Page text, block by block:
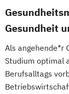
Gesundheit
Als angehende*r
Studium optimal
Berufsalltags